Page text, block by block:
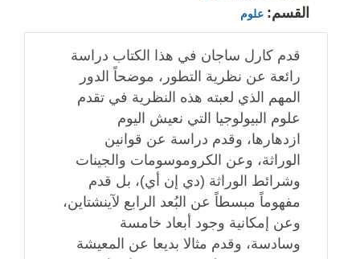
القسم: علوم
قدم كارل ساجان في هذا الكتاب دراسة
رائعة عن نظرية التطور، موضحاً الدور
المهم الذي لعبته هذه النظرية في تقدم
علوم البيولوجيا التي نعيش اليوم
ازدهارها، وقدم دراسة عن قوانين
الوراثة، وعن الكروموسومات والجينات
وشرائط الوراثة (دي إن أي)، بل قدم
مفهوماً مبسطاً عن البُعد الرابع لآينشتاين،
وعن إمكانية وجود أبعاد خامسة
وسادسة، وقدم مثالا بديعا عن المعيشة